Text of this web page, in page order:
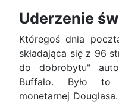
Uderzenie
Któregoś dnia
składająca się z 96
do dobrobytu"
Buffalo. Było to
monetarnej